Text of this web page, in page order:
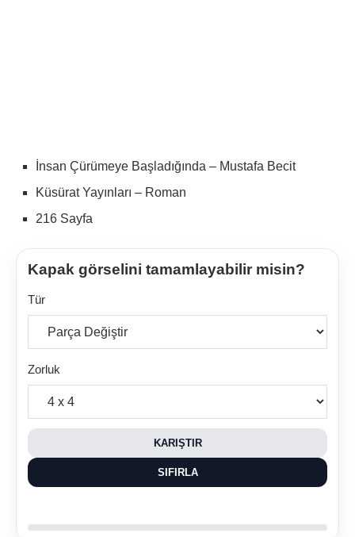
İnsan Çürümeye Başladığında – Mustafa Becit
Küsürat Yayınları – Roman
216 Sayfa
Kapak görselini tamamlayabilir misin?
Tür
Zorluk
KARIŞTIR
SIFIRLA